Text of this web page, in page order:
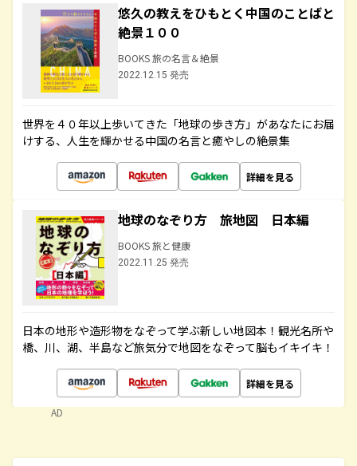
悠久の教えをひもとく中国のことばと
絶景１００
BOOKS 旅の名言＆絶景
2022.12.15 発売
世界を４０年以上歩いてきた「地球の歩き方」があなたにお届
けする、人生を輝かせる中国の名言と癒やしの絶景集
詳細を見る
地球のなぞり方 旅地図 日本編
BOOKS 旅と健康
2022.11.25 発売
日本の地形や造形物をなぞって学ぶ新しい地図本！観光名所や
橋、川、湖、半島など旅気分で地図をなぞって脳もイキイキ！
詳細を見る
AD